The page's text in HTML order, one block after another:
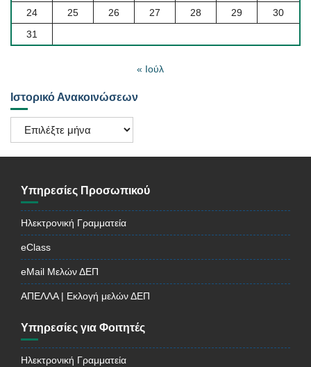
24
25 26 27 28 29
30
31
« Ιούλ
Ιστορικό Ανακοινώσεων
Ιστορικό
Ανακοινώσεων
Υπηρεσίες Προσωπικού
Ηλεκτρονική Γραμματεία
eClass
eMail Μελών ΔΕΠ
ΑΠΕΛΛΑ | Εκλογή μελών ΔΕΠ
Υπηρεσίες για Φοιτητές
Ηλεκτρονική Γραμματεία